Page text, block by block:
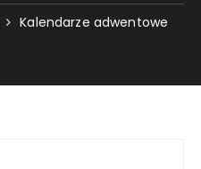
Kalendarze adwentowe